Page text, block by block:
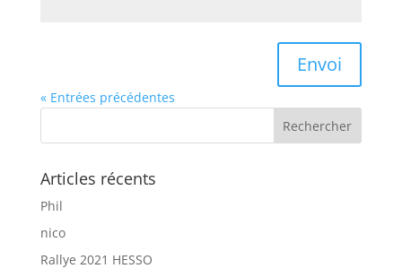
Envoi
« Entrées précédentes
Articles récents
Phil
nico
Rallye 2021 HESSO